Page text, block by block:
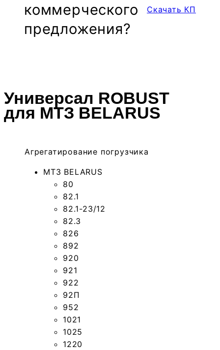
ком­мер­чес­кого
предложе­ния?
Скачать КП
Универсал ROBUST
для МТЗ BELARUS
Агрегатирование погрузчика
МТЗ BELARUS
80
82.1
82.1-23/12
82.3
826
892
920
921
922
92П
952
1021
1025
1220